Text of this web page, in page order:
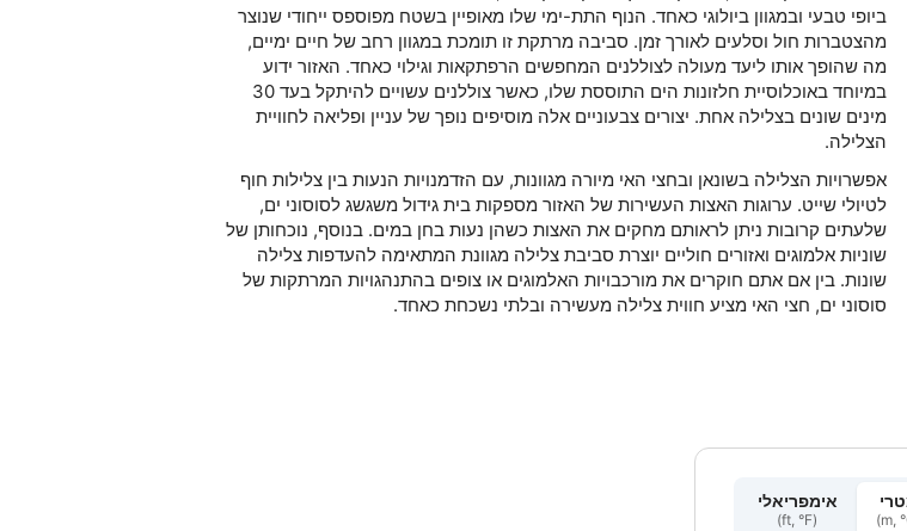
ביופי טבעי ובמגוון ביולוגי כאחד. הנוף התת-ימי שלו מאופיין בשטח מפוספס ייחודי שנוצר
מהצטברות חול וסלעים לאורך זמן. סביבה מרתקת זו תומכת במגוון רחב של חיים ימיים,
מה שהופך אותו ליעד מעולה לצוללנים המחפשים הרפתקאות וגילוי כאחד. האזור ידוע
במיוחד באוכלוסיית חלזונות הים התוססת שלו, כאשר צוללנים עשויים להיתקל בעד 30
מינים שונים בצלילה אחת. יצורים צבעוניים אלה מוסיפים נופך של עניין ופליאה לחוויית
הצלילה.
אפשרויות הצלילה בשונאן ובחצי האי מיורה מגוונות, עם הזדמנויות הנעות בין צלילות חוף
לטיולי שייט. ערוגות האצות העשירות של האזור מספקות בית גידול משגשג לסוסוני ים,
שלעתים קרובות ניתן לראותם מחקים את האצות כשהן נעות בחן במים. בנוסף, נוכחותן של
שוניות אלמוגים ואזורים חוליים יוצרת סביבת צלילה מגוונת המתאימה להעדפות צלילה
שונות. בין אם אתם חוקרים את מורכבויות האלמוגים או צופים בהתנהגויות המרתקות של
סוסוני ים, חצי האי מציע חווית צלילה מעשירה ובלתי נשכחת כאחד.
אימפריאלי
(ft, °F)